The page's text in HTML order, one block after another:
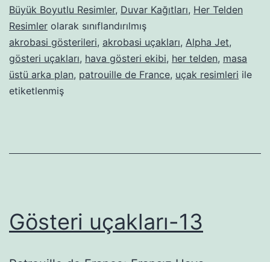
Büyük Boyutlu Resimler, Duvar Kağıtları, Her Telden
Resimler olarak sınıflandırılmış
akrobasi gösterileri, akrobasi uçakları, Alpha Jet,
gösteri uçakları, hava gösteri ekibi, her telden, masa
üstü arka plan, patrouille de France, uçak resimleri ile
etiketlenmiş
Gösteri uçakları-13